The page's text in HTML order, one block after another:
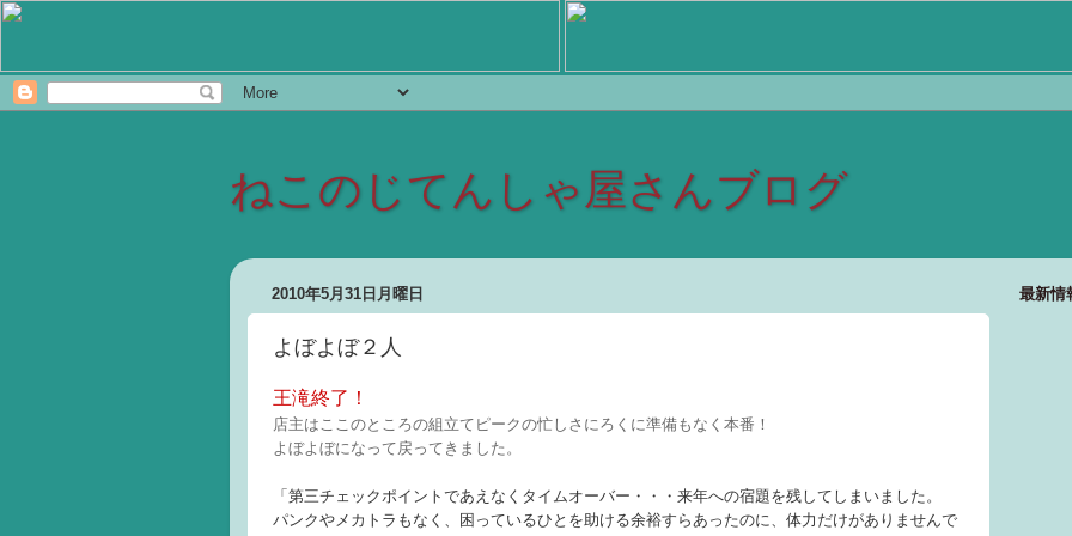
ねこのじてんしゃ屋さんブログ
2010年5月31日月曜日
よぼよぼ２人
王滝終了！
店主はここのところの組立てピークの忙しさにろくに準備もなく本番！
よぼよぼになって戻ってきました。
「第三チェックポイントであえなくタイムオーバー・・・来年への宿題を残してしまいました。
パンクやメカトラもなく、困っているひとを助ける余裕すらあったのに、体力だけがありませんで
最新情